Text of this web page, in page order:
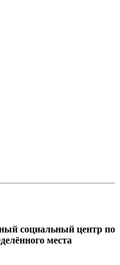
социальный центр по
места